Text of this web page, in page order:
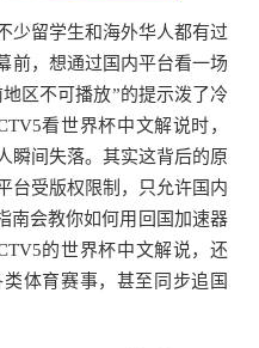
少留学生和海外华人都有过
，想通过国内平台看一场
区不可播放”的提示泼了冷
看世界杯中文解说时，
瞬间失落。其实这背后的原
台受版权限制，只允许国内
南会教你如何用回国加速器
的世界杯中文解说，还
体育赛事，甚至同步追国